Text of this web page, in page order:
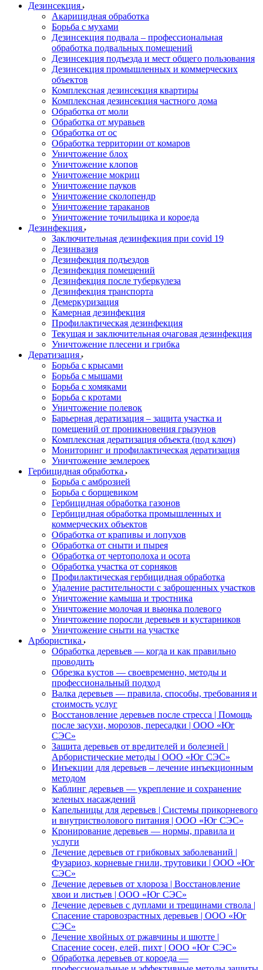
Дезинсекция
Акарицидная обработка
Борьба с мухами
Дезинсекция подвала – профессиональная
обработка подвальных помещений
Дезинсекция подъезда и мест общего пользования
Дезинсекция промышленных и коммерческих
объектов
Комплексная дезинсекция квартиры
Комплексная дезинсекция частного дома
Обработка от моли
Обработка от муравьев
Обработка от ос
Обработка территории от комаров
Уничтожение блох
Уничтожение клопов
Уничтожение мокриц
Уничтожение пауков
Уничтожение сколопендр
Уничтожение тараканов
Уничтожение точильщика и короеда
Дезинфекция
Заключительная дезинфекция при covid 19
Дезинвазия
Дезинфекция подъездов
Дезинфекция помещений
Дезинфекция после туберкулеза
Дезинфекция транспорта
Демеркуризация
Камерная дезинфекция
Профилактическая дезинфекция
Текущая и заключительная очаговая дезинфекция
Уничтожение плесени и грибка
Дератизация
Борьба с крысами
Борьба с мышами
Борьба с хомяками
Борьба с кротами
Уничтожение полевок
Барьерная дератизация – защита участка и
помещений от проникновения грызунов
Комплексная дератизация объекта (под ключ)
Мониторинг и профилактическая дератизация
Уничтожение землероек
Гербицидная обработка
Борьба с амброзией
Борьба с борщевиком
Гербицидная обработка газонов
Гербицидная обработка промышленных и
коммерческих объектов
Обработка от крапивы и лопухов
Обработка от сныти и пырея
Обработка от чертополоха и осота
Обработка участка от сорняков
Профилактическая гербицидная обработка
Удаление растительности с заброшенных участков
Уничтожение камыша и тростника
Уничтожение молочая и вьюнка полевого
Уничтожение поросли деревьев и кустарников
Уничтожение сныти на участке
Арбористика
Обработка деревьев — когда и как правильно
проводить
Обрезка кустов — своевременно, методы и
профессиональный подход
Валка деревьев — правила, способы, требования и
стоимость услуг
Восстановление деревьев после стресса | Помощь
после засухи, морозов, пересадки | ООО «Юг
СЭС»
Защита деревьев от вредителей и болезней |
Арбористические методы | ООО «Юг СЭС»
Инъекции для деревьев – лечение инъекционным
методом
Каблинг деревьев — укрепление и сохранение
зеленых насаждений
Капельницы для деревьев | Системы прикорневого
и внутристволового питания | ООО «Юг СЭС»
Кронирование деревьев — нормы, правила и
услуги
Лечение деревьев от грибковых заболеваний |
Фузариоз, корневые гнили, трутовики | ООО «Юг
СЭС»
Лечение деревьев от хлороза | Восстановление
хвои и листьев | ООО «Юг СЭС»
Лечение деревьев с дуплами и трещинами ствола |
Спасение старовозрастных деревьев | ООО «Юг
СЭС»
Лечение хвойных от ржавчины и шютте |
Спасение сосен, елей, пихт | ООО «Юг СЭС»
Обработка деревьев от короеда —